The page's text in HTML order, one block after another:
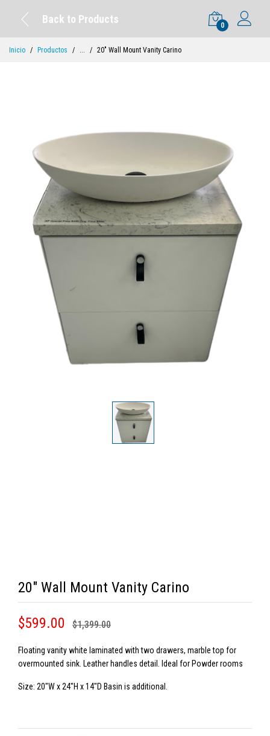
Back to Products
0
Inicio Productos ... 20" Wall Mount Vanity Carino
20" Wall Mount Vanity Carino
$599.00 $1,399.00
Floating vanity white laminated with two drawers, marble top for
overmounted sink. Leather handles detail. Ideal for Powder rooms
Size: 20"W x 24"H x 14"D Basin is additional.